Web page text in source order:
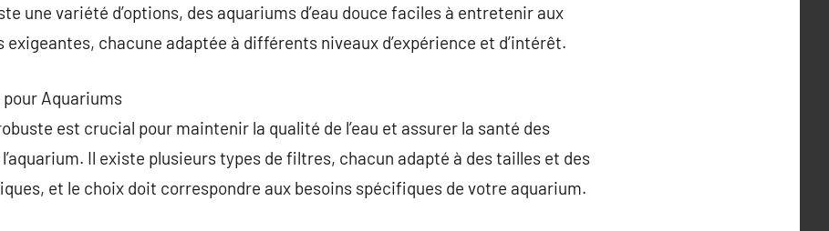
une variété d’options, des aquariums d’eau douce faciles à entretenir aux
chacune adaptée à différents niveaux d’expérience et d’intérêt.
Aquariums
est crucial pour maintenir la qualité de l’eau et assurer la santé des
Il existe plusieurs types de filtres, chacun adapté à des tailles et des
et le choix doit correspondre aux besoins spécifiques de votre aquarium.